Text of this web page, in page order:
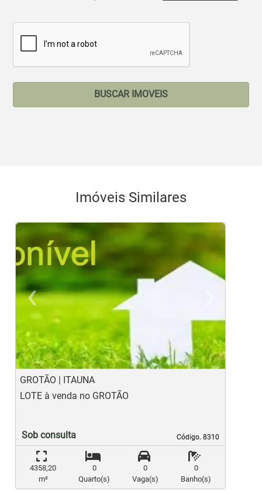
BUSCAR IMOVEIS
Imóveis Similares
‹
Previous
GROTÃO | ITAUNA
Código. 8310
Código. 8310
LOTE à venda no GROTÃO
Sob consulta
4358,20
m²
0
Quarto(s)
0
Vaga(s)
0
Banho(s)